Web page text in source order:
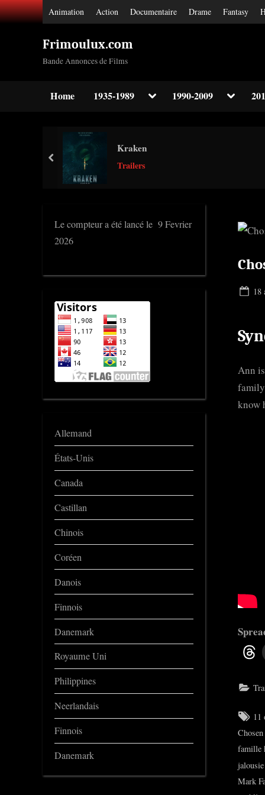
Skip
to
Animation Action Documentaire Drame Fantasy
Frimoulux.com
Bande Annonces de Films
Home 1935-1989 Toggle1990-2009 Toggle
Kraken
Trailers
prev
18
Ann
know
11
famille
Mark
Le compteur a été lancé le 9 Fevrier
2026
Allemand
États-Unis
Canada
Castillan
Chinois
Coréen
Danois
Finnois
Danemark
Royaume Uni
Philippines
Neerlandais
Finnois
Danemark